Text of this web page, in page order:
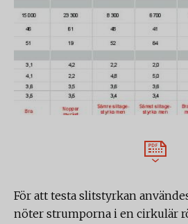
För att testa slitstyrkan
nöter strumporna i en cirkulär